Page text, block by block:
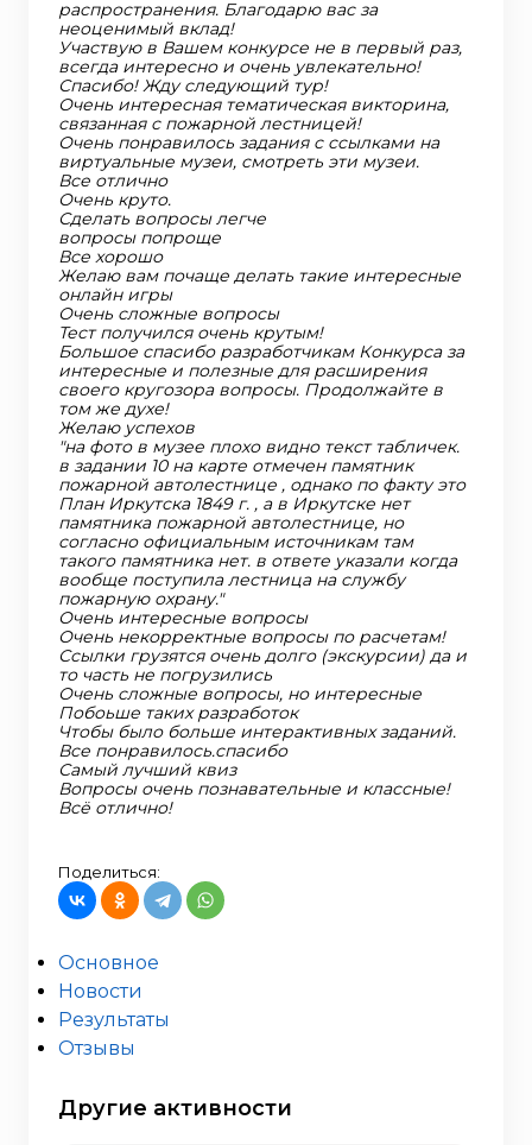
распространения. Благодарю вас за
неоценимый вклад!
Участвую в Вашем конкурсе не в первый раз,
всегда интересно и очень увлекательно!
Спасибо! Жду следующий тур!
Очень интересная тематическая викторина,
связанная с пожарной лестницей!
Очень понравилось задания с ссылками на
виртуальные музеи, смотреть эти музеи.
Все отлично
Очень круто.
Сделать вопросы легче
вопросы попроще
Все хорошо
Желаю вам почаще делать такие интересные
онлайн игры
Очень сложные вопросы
Тест получился очень крутым!
Большое спасибо разработчикам Конкурса за
интересные и полезные для расширения
своего кругозора вопросы. Продолжайте в
том же духе!
Желаю успехов
"на фото в музее плохо видно текст табличек.
в задании 10 на карте отмечен памятник
пожарной автолестнице , однако по факту это
План Иркутска 1849 г. , а в Иркутске нет
памятника пожарной автолестнице, но
согласно официальным источникам там
такого памятника нет. в ответе указали когда
вообще поступила лестница на службу
пожарную охрану."
Очень интересные вопросы
Очень некорректные вопросы по расчетам!
Ссылки грузятся очень долго (экскурсии) да и
то часть не погрузились
Очень сложные вопросы, но интересные
Побоьше таких разработок
Чтобы было больше интерактивных заданий.
Все понравилось.спасибо
Самый лучший квиз
Вопросы очень познавательные и классные!
Всё отлично!
Поделиться:
Основное
Новости
Результаты
Отзывы
Другие активности